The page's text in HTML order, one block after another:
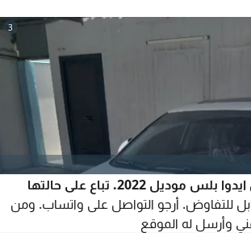
3
للبيع سيارة شانجان ايدوا بلس موديل 2022. تباع على حالتها
ألف وقابل للتفاوض. أرجو التواصل على واتساب. ومن
وأرسل له الموقع